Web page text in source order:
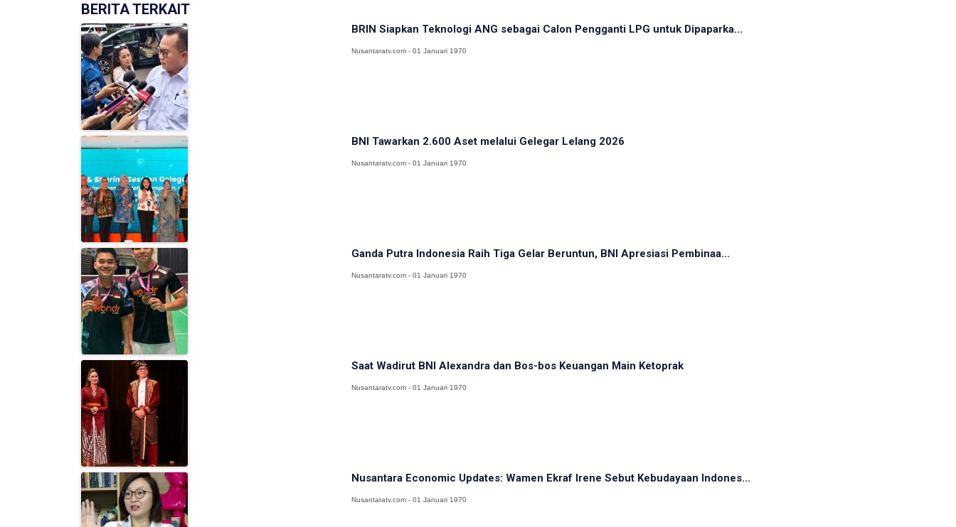
BERITA TERKAIT
BRIN Siapkan Teknologi ANG sebagai Calon Pengganti LPG untuk Dipaparka...
Nusantaratv.com - 01 Januari 1970
BNI Tawarkan 2.600 Aset melalui Gelegar Lelang 2026
Nusantaratv.com - 01 Januari 1970
Ganda Putra Indonesia Raih Tiga Gelar Beruntun, BNI Apresiasi Pembinaa...
Nusantaratv.com - 01 Januari 1970
Saat Wadirut BNI Alexandra dan Bos-bos Keuangan Main Ketoprak
Nusantaratv.com - 01 Januari 1970
Nusantara Economic Updates: Wamen Ekraf Irene Sebut Kebudayaan Indones...
Nusantaratv.com - 01 Januari 1970